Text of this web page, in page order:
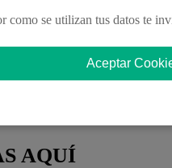
por el Perú y que fue
en libertadbajo
AQUÍ
como se utilizan tus datos te
Aceptar